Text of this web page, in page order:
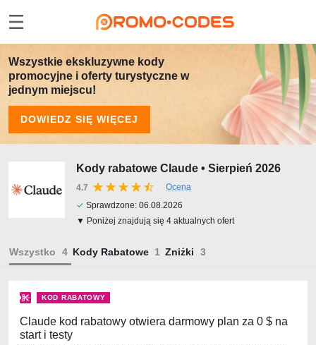
Wszystkie ekskluzywne kody
promocyjne i oferty turystyczne w
jednym miejscu!
DOWIEDZ SIĘ WIĘCEJ
Kody rabatowe Claude • Sierpień 2026
4.7
Ocena
✓ Sprawdzone: 06.08.2026
▼ Poniżej znajdują się 4 aktualnych ofert
Wszystko Kody Rabatowe Zniżki
KOD RABATOWY
Claude kod rabatowy otwiera darmowy plan za 0 $ na
start i testy